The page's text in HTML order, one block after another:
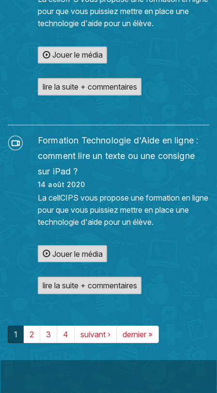
pour que vous puissiez mettre en place une
technologie d'aide pour un élève.
Jouer le média
lire la suite + commentaires
Formation Technologie d'Aide en ligne :
comment lire un texte ou une consigne
sur iPad ?
14 août 2020
La cellCIPS vous propose une formation en ligne
pour que vous puissiez mettre en place une
technologie d'aide pour un élève.
Jouer le média
lire la suite + commentaires
1 2 3 4 suivant › dernier »